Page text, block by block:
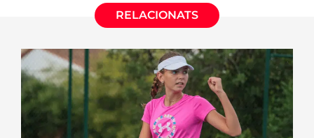
RELACIONATS